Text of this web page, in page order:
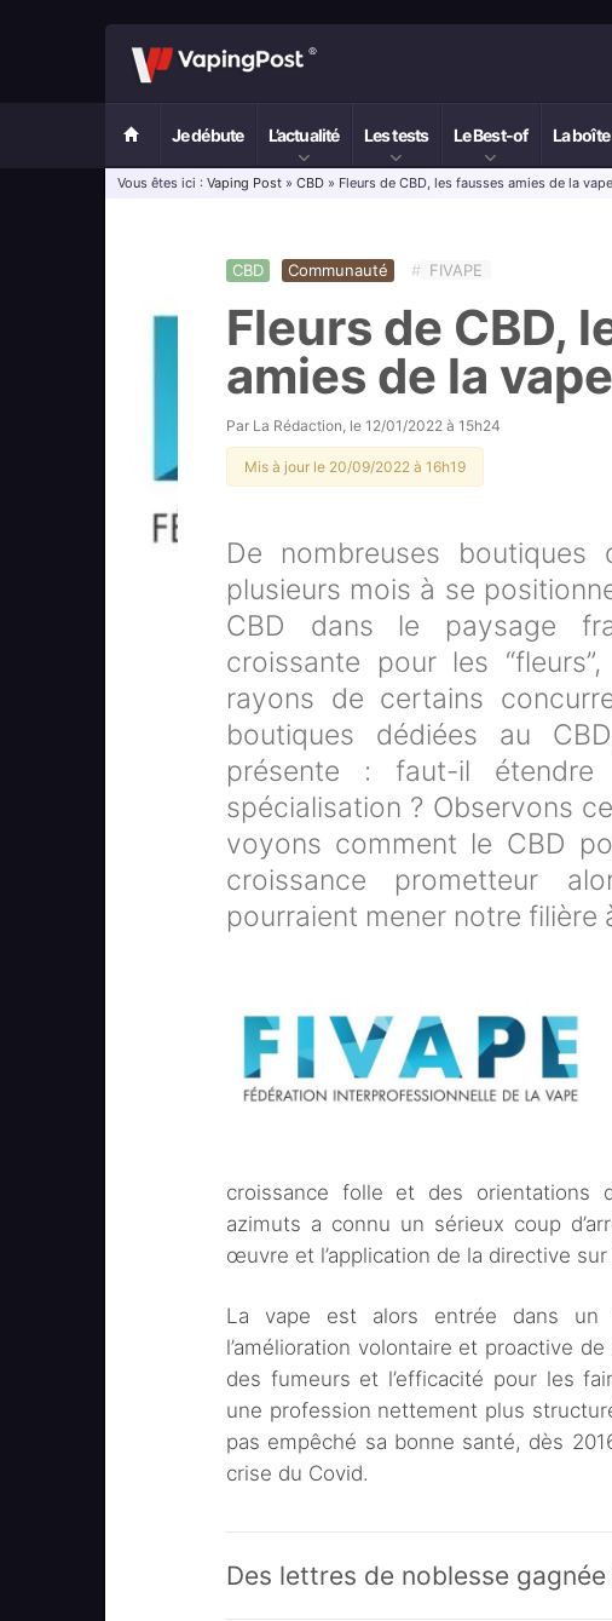
Je débute L’actualité Les tests Le Best-of La
Vous êtes ici : Vaping Post » CBD » Fleurs de CBD, les fausses amies de la vape
CBD Communauté # FIVAPE
Fleurs de CBD,
amies de la vape
Par La Rédaction, le 12/01/2022 à 15h24
Mis à jour le 20/09/2022 à 16h19
De nombreuses
plusieurs mois à se
CBD dans le paysage
croissante pour les
rayons de certains
boutiques dédiées au
présente : faut-il
spécialisation ? Observons
voyons comment le CBD
croissance prometteur
pourraient mener notre filière
croissance folle et des orientations
azimuts a connu un sérieux coup
œuvre et l’application de la directive
La vape est alors entrée dans un
l’amélioration volontaire et proactive
des fumeurs et l’efficacité pour les
une profession nettement plus
pas empêché sa bonne santé, dès
crise du Covid.
Des lettres de noblesse